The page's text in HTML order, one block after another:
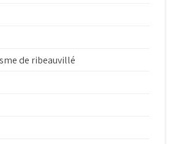
de ribeauvillé